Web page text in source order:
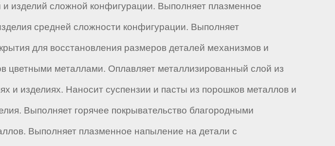
и изделий сложной конфигурации. Выполняет плазменное
средней сложности конфигурации. Выполняет
для восстановления размеров деталей механизмов и
цветными металлами. Оплавляет металлизированный слой из
и изделиях. Наносит суспензии и пасты из порошков металлов и
Выполняет горячее покрывательство благородными
Выполняет плазменное напыление на детали с